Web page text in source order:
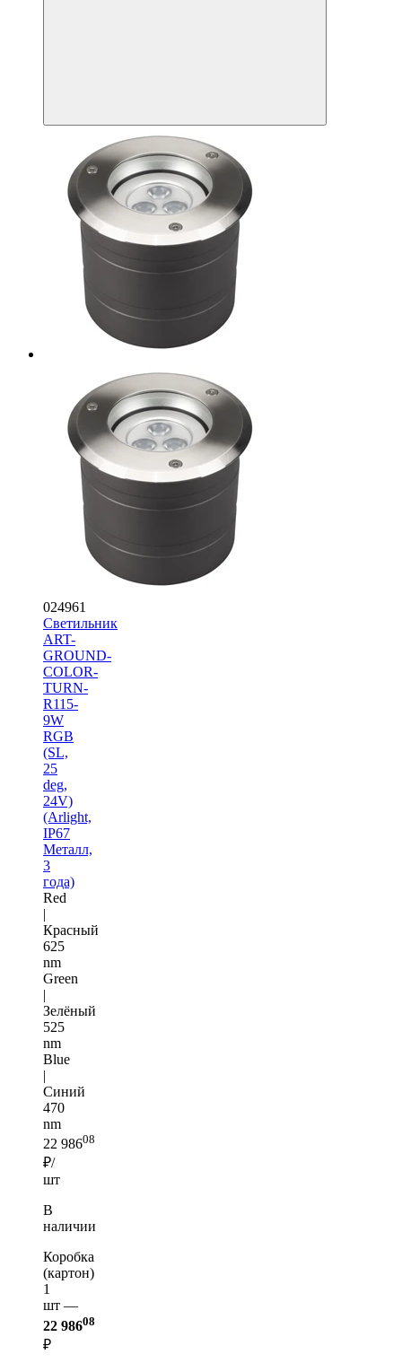
024961
Светильник
ART-
GROUND-
COLOR-
TURN-
R115-
9W
RGB
(SL,
25
deg,
24V)
(Arlight,
IP67
Металл,
3
года)
Red
|
Красный
625
nm
Green
|
Зелёный
525
nm
Blue
|
Синий
470
nm
22 98608
₽/
шт
В
наличии
Коробка
(картон)
1
шт —
22 98608
₽